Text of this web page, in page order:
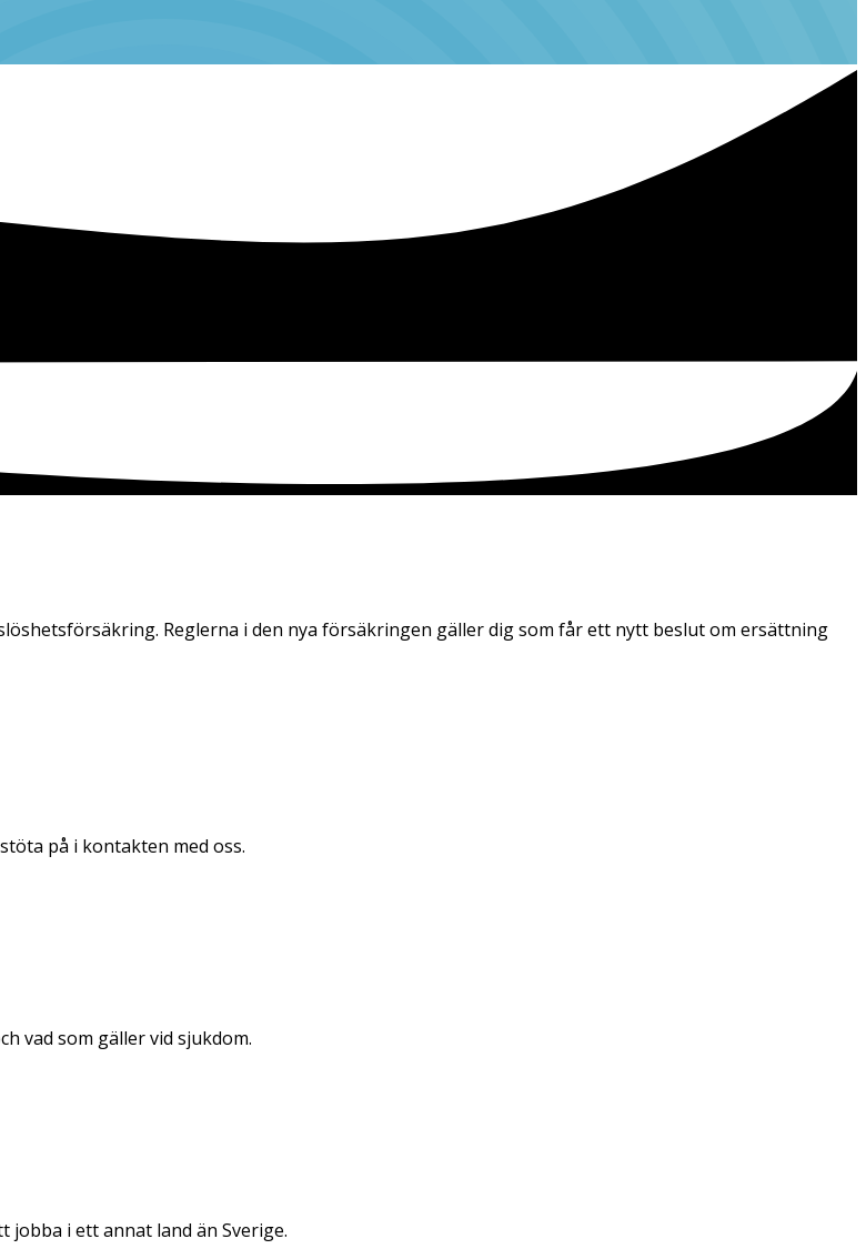
Reglerna i den nya försäkringen gäller dig som får ett nytt beslut om ersättning
på i kontakten med oss.
vad som gäller vid sjukdom.
i ett annat land än Sverige.